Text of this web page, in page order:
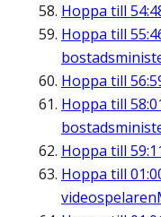
Hoppa till
Hoppa till
Hoppa till
Hoppa till
Hoppa till
Hoppa till
videospelaren